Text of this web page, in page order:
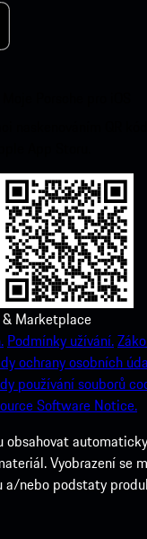
& Marketplace
Podmínky užívání.
ochrany osobních
používání souborů
Software Notice.
obsahovat
Vyobrazení se
a/nebo podstaty